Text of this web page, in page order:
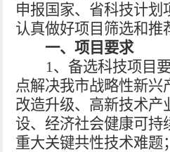
申报国家、省科技计划
认真做好项目筛选和推
一、项目要求
1、备选科技项目
点解决我市战略性新兴
改造升级、高新技术产
设、经济社会健康可持
重大关键共性技术难题；